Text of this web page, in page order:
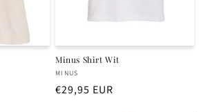
Minus Shirt Wit
Verkoper:
MINUS
Normale
€29,95 EUR